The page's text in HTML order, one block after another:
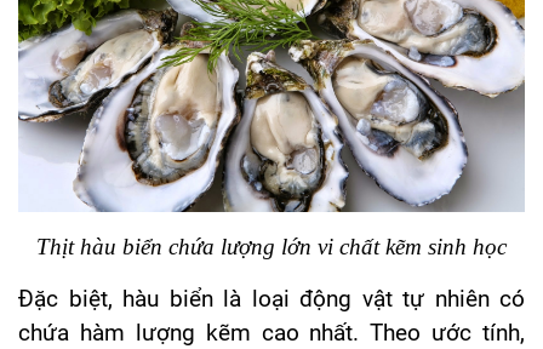
Thịt hàu biển chứa lượng lớn vi chất kẽm sinh học
Đặc biệt, hàu biển là loại động vật tự nhiên có
chứa hàm lượng kẽm cao nhất. Theo ước tính,